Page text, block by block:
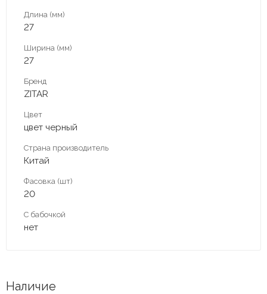
Длина (мм)
27
Ширина (мм)
27
Бренд
ZITAR
Цвет
цвет черный
Страна производитель
Китай
Фасовка (шт)
20
С бабочкой
нет
Наличие